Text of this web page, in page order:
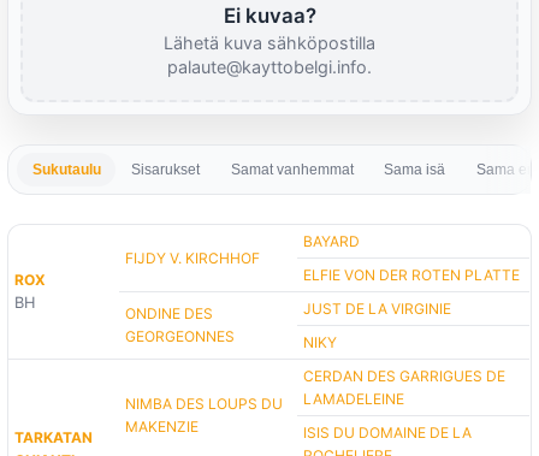
Ei kuvaa?
Lähetä kuva sähköpostilla
palaute@kayttobelgi.info.
Sukutaulu Sisarukset Samat vanhemmat Sama isä Sama
ROX
BH
FIJDY V. KIRCHHOF
BAYARD
ELFIE VON DER ROTEN PLATTE
ONDINE DES
GEORGEONNES
JUST DE LA VIRGINIE
NIKY
TARKATAN
NIMBA DES LOUPS DU
MAKENZIE
CERDAN DES GARRIGUES DE
LAMADELEINE
ISIS DU DOMAINE DE LA